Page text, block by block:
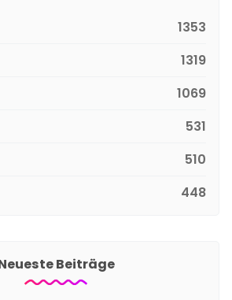
1353
1319
1069
531
510
448
Beiträge